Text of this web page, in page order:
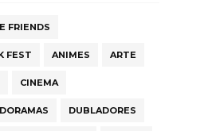
FRIENDS
FEST ANIMES ARTE
CINEMA
DORAMAS DUBLADORES